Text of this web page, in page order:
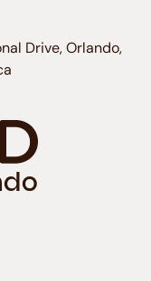
Drive, Orlando,